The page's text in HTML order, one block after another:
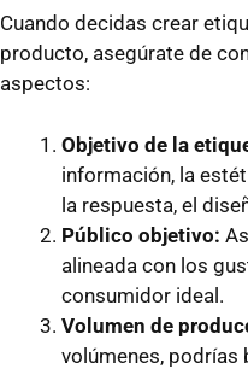
Cuando decidas crear
producto, asegúrate de
aspectos:
Objetivo de la
información, la
la respuesta, el
Público objetivo:
alineada con los
consumidor ideal.
Volumen de
volúmenes, podrías